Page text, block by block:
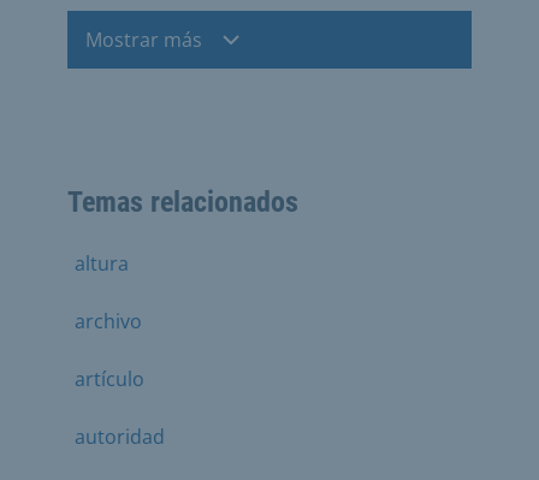
Mostrar más
Temas relacionados
altura
archivo
artículo
autoridad